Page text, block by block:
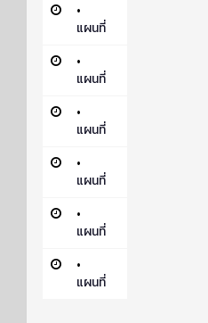
•
แผนที่
•
แผนที่
•
แผนที่
•
แผนที่
•
แผนที่
•
แผนที่